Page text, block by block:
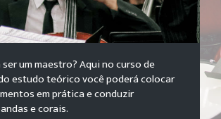
ser um maestro? Aqui no curso de
estudo teórico você poderá colocar
em prática e conduzir
e corais.